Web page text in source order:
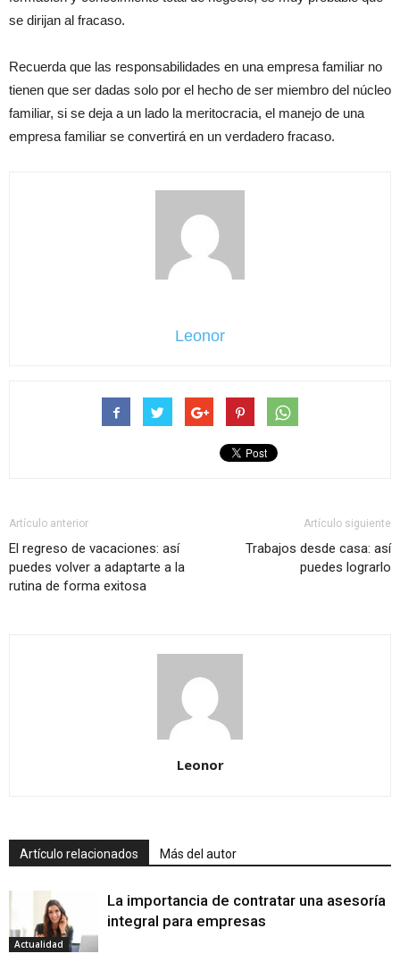
se dirijan al fracaso.
Recuerda que las responsabilidades en una empresa familiar no
tienen que ser dadas solo por el hecho de ser miembro del núcleo
familiar, si se deja a un lado la meritocracia, el manejo de una
empresa familiar se convertirá en un verdadero fracaso.
Leonor
Artículo anterior
El regreso de vacaciones: así
puedes volver a adaptarte a la
rutina de forma exitosa
Artículo siguiente
Trabajos desde casa: así
puedes lograrlo
Leonor
Artículo relacionados Más del autor
Actualidad
La importancia de contratar una asesoría
integral para empresas